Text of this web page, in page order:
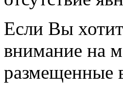
Если Вы
внимание на
размещенные